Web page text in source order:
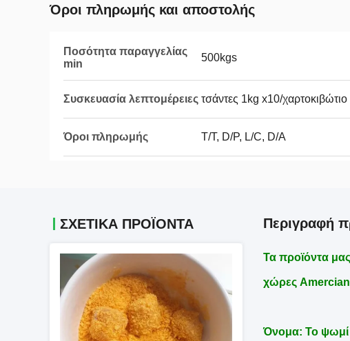
Όροι πληρωμής και αποστολής
Ποσότητα παραγγελίας
min
500kgs
Συσκευασία λεπτομέρειες τσάντες 1kg x10/χαρτοκιβώτιο
Όροι πληρωμής T/T, D/P, L/C, D/A
ΣΧΕΤΙΚΆ ΠΡΟΪΌΝΤΑ Περιγραφή
Τα προϊόντα
χώρες Amercian
Όνομα: Το ψωμί